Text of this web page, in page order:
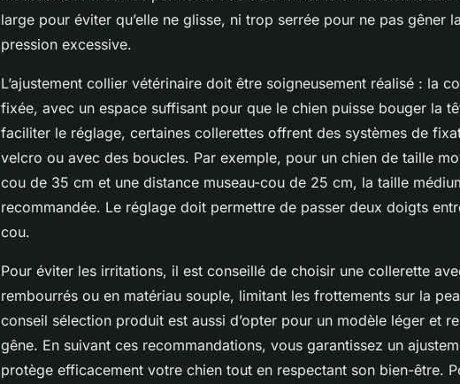
large pour éviter qu’elle ne glisse, ni trop serrée pour ne pas gêner
pression excessive.
L’ajustement collier vétérinaire doit être soigneusement réalisé : la
fixée, avec un espace suffisant pour que le chien puisse bouger la
faciliter le réglage, certaines collerettes offrent des systèmes de
velcro ou avec des boucles. Par exemple, pour un chien de taille
cou de 35 cm et une distance museau-cou de 25 cm, la taille
recommandée. Le réglage doit permettre de passer deux doigts
cou.
Pour éviter les irritations, il est conseillé de choisir une collerette
rembourrés ou en matériau souple, limitant les frottements sur la
conseil sélection produit est aussi d’opter pour un modèle léger et
gêne. En suivant ces recommandations, vous garantissez un
protège efficacement votre chien tout en respectant son bien-être.